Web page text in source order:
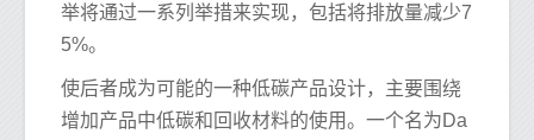
举将通过一系列举措来实现，包括将排放量减少7
5%。
使后者成为可能的一种低碳产品设计，主要围绕
增加产品中低碳和回收材料的使用。一个名为Da